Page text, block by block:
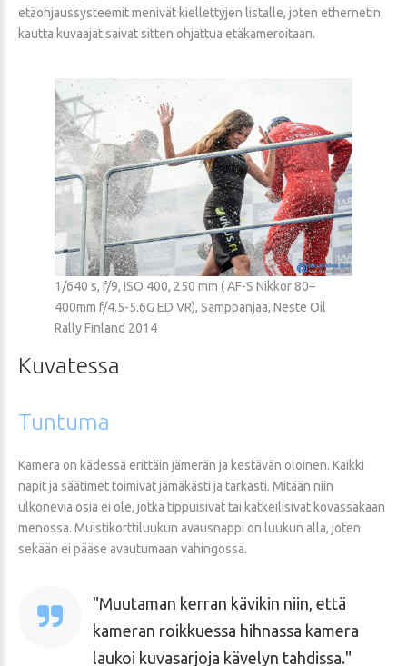
etäohjaussysteemit menivät kiellettyjen listalle, joten ethernetin
kautta kuvaajat saivat sitten ohjattua etäkameroitaan.
1/640 s, f/9, ISO 400, 250 mm ( AF-S Nikkor 80–
400mm f/4.5-5.6G ED VR), Samppanjaa, Neste Oil
Rally Finland 2014
Kuvatessa
Tuntuma
Kamera on kädessä erittäin jämerän ja kestävän oloinen. Kaikki
napit ja säätimet toimivat jämäkästi ja tarkasti. Mitään niin
ulkonevia osia ei ole, jotka tippuisivat tai katkeilisivat kovassakaan
menossa. Muistikorttiluukun avausnappi on luukun alla, joten
sekään ei pääse avautumaan vahingossa.
Muutaman kerran kävikin niin, että
kameran roikkuessa hihnassa kamera
laukoi kuvasarjoja kävelyn tahdissa.